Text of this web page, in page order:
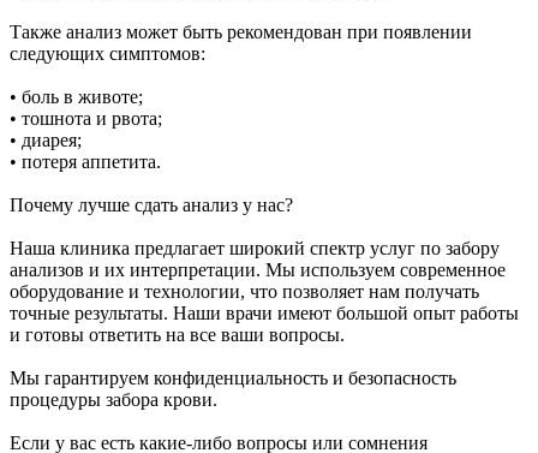
Также анализ может быть рекомендован при появлении
следующих симптомов:
• боль в животе;
• тошнота и рвота;
• диарея;
• потеря аппетита.
Почему лучше сдать анализ у нас?
Наша клиника предлагает широкий спектр услуг по забору
анализов и их интерпретации. Мы используем современное
оборудование и технологии, что позволяет нам получать
точные результаты. Наши врачи имеют большой опыт работы
и готовы ответить на все ваши вопросы.
Мы гарантируем конфиденциальность и безопасность
процедуры забора крови.
Если у вас есть какие-либо вопросы или сомнения